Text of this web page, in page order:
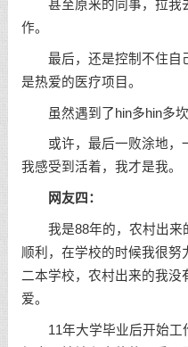
甚至原来的同事，拉我
作。
最后，还是控制不住自
是热爱的医疗项目。
虽然遇到了hin多hin多坎
或许，最后一败涂地，
我感受到活着，我才是我。
网友四：
我是88年的，农村出来
顺利，在学校的时候我很努
二本学校，农村出来的我没
爱。
11年大学毕业后开始工